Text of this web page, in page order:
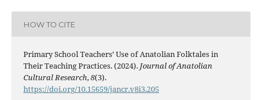
HOW TO CITE
Primary School Teachers’ Use of Anatolian Folktales in
Their Teaching Practices. (2024). Journal of Anatolian
Cultural Research,8(3).
https://doi.org/10.15659/jancr.v8i3.205